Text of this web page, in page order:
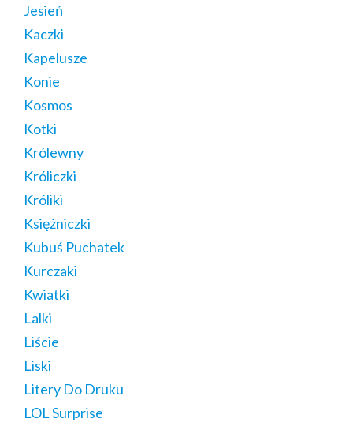
Jesień
Kaczki
Kapelusze
Konie
Kosmos
Kotki
Królewny
Króliczki
Króliki
Księżniczki
Kubuś Puchatek
Kurczaki
Kwiatki
Lalki
Liście
Liski
Litery Do Druku
LOL Surprise